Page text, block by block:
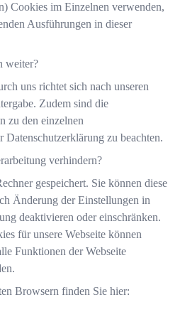
Cookies im Einzelnen verwenden,
Ausführungen in dieser
weiter?
uns richtet sich nach unseren
. Zudem sind die
zu den einzelnen
Datenschutzerklärung zu beachten.
verhindern?
gespeichert. Sie können diese
Änderung der Einstellungen in
deaktivieren oder einschränken.
für unsere Webseite können
Funktionen der Webseite
Browsern finden Sie hier: